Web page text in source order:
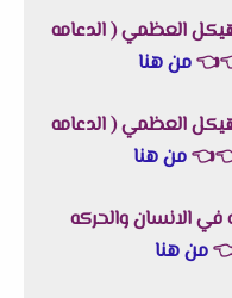
العظمي ( الدعامه
👈من هنا
العظمي ( الدعامه
👈من هنا
في الانسان والحركه
من هنا